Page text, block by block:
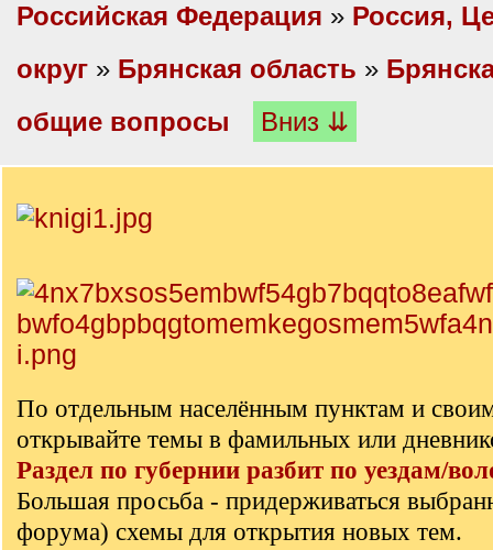
Российская Федерация » Россия,
округ » Брянская область »
общие вопросы
Вниз ⇊
По отдельным населённым пунктам и
открывайте темы в фамильных или
Раздел по губернии разбит по уездам/
Большая просьба - придерживаться
форума) схемы для открытия новых тем.